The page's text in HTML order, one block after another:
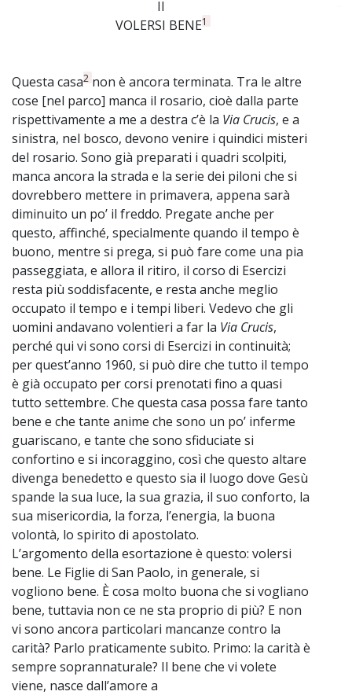
II
VOLERSI BENE1
Questa casa2 non è ancora terminata. Tra le altre
cose [nel parco] manca il rosario, cioè dalla parte
rispettivamente a me a destra c’è la Via Crucis, e a
sinistra, nel bosco, devono venire i quindici misteri
del rosario. Sono già preparati i quadri scolpiti,
manca ancora la strada e la serie dei piloni che si
dovrebbero mettere in primavera, appena sarà
diminuito un po’ il freddo. Pregate anche per
questo, affinché, specialmente quando il tempo è
buono, mentre si prega, si può fare come una pia
passeggiata, e allora il ritiro, il corso di Esercizi
resta più soddisfacente, e resta anche meglio
occupato il tempo e i tempi liberi. Vedevo che gli
uomini andavano volentieri a far la Via Crucis,
perché qui vi sono corsi di Esercizi in continuità;
per quest’anno 1960, si può dire che tutto il tempo
è già occupato per corsi prenotati fino a quasi
tutto settembre. Che questa casa possa fare tanto
bene e che tante anime che sono un po’ inferme
guariscano, e tante che sono sfiduciate si
confortino e si incoraggino, così che questo altare
divenga benedetto e questo sia il luogo dove Gesù
spande la sua luce, la sua grazia, il suo conforto, la
sua misericordia, la forza, l’energia, la buona
volontà, lo spirito di apostolato.
L’argomento della esortazione è questo: volersi
bene. Le Figlie di San Paolo, in generale, si
vogliono bene. È cosa molto buona che si vogliano
bene, tuttavia non ce ne sta proprio di più? E non
vi sono ancora particolari mancanze contro la
carità? Parlo praticamente subito. Primo: la carità è
sempre soprannaturale? Il bene che vi volete
viene, nasce dall’amore a